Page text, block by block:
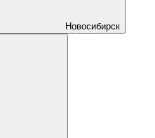
Новосибирск